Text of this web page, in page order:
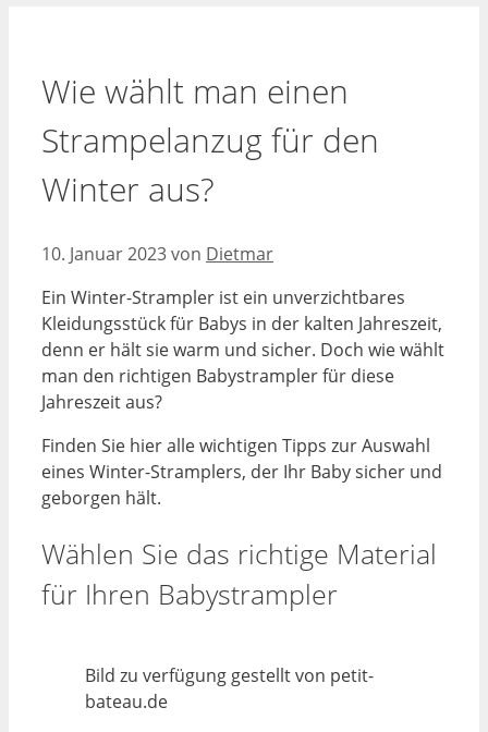
Wie wählt man einen
Strampelanzug für den
Winter aus?
10. Januar 2023von Dietmar
Ein Winter-Strampler ist ein unverzichtbares
Kleidungsstück für Babys in der kalten Jahreszeit,
denn er hält sie warm und sicher. Doch wie wählt
man den richtigen Babystrampler für diese
Jahreszeit aus?
Finden Sie hier alle wichtigen Tipps zur Auswahl
eines Winter-Stramplers, der Ihr Baby sicher und
geborgen hält.
Wählen Sie das richtige Material
für Ihren Babystrampler
Bild zu verfügung gestellt von petit-
bateau.de